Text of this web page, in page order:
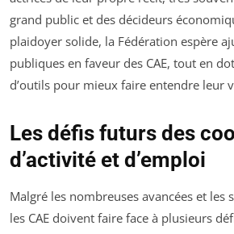
grand public et des décideurs
plaidoyer solide, la Fédération espère
publiques en faveur des CAE, tout en
d’outils pour mieux faire entendre leur
Les défis futurs des
d’activité et d’emploi
Malgré les nombreuses avancées et les
les CAE doivent faire face à plusieurs